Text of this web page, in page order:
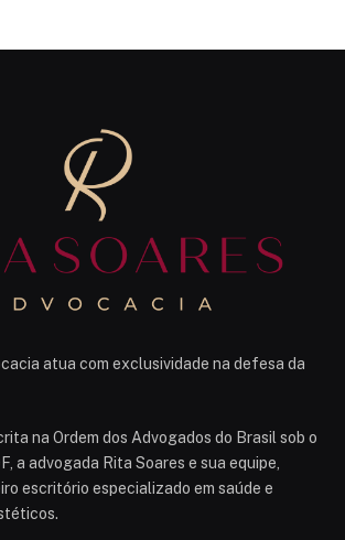
atua com exclusividade na defesa da
na Ordem dos Advogados do Brasil sob o
a advogada Rita Soares e sua equipe,
escritório especializado em saúde e